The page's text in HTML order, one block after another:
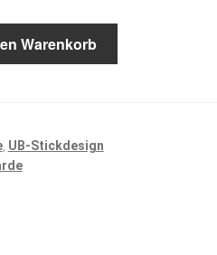
Warenkorb
, UB-Stickdesign